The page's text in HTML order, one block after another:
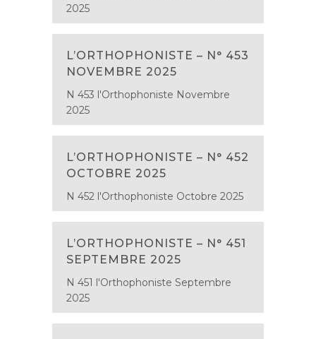
2025
L’ORTHOPHONISTE – N° 453
NOVEMBRE 2025
N 453 l'Orthophoniste Novembre
2025
L’ORTHOPHONISTE – N° 452
OCTOBRE 2025
N 452 l'Orthophoniste Octobre 2025
L’ORTHOPHONISTE – N° 451
SEPTEMBRE 2025
N 451 l'Orthophoniste Septembre
2025